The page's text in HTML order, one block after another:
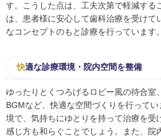
す。こうした点は、工夫次第で軽減する
は、患者様に安心して歯科治療を受けて
なコンセプトのもと診療を行っています。
快適な診療環境・院内空間を整備
ゆったりとくつろげるロビー風の待合室
BGMなど、快適な空間づくりを行って
境で、気持ちにゆとりを持って治療を受
感じ方も和らぐことでしょう。また、院